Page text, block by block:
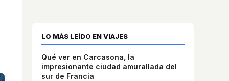
LO MÁS LEÍDO EN VIAJES
Qué ver en Carcasona, la
impresionante ciudad amurallada del
sur de Francia